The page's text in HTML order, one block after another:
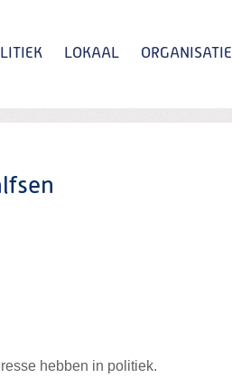
LOKAAL ORGANISATIE
hebben in politiek.